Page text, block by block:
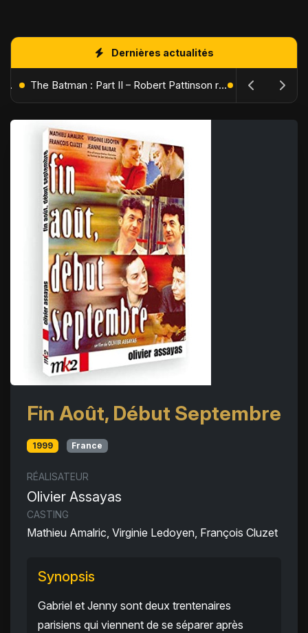
Dernières actualités
L'Âge de Glace : Le Réveil du Volcan – Manny, Sid et Diego de retour pour une aventure explosive The Batman : Part II – Robert Pattinson replonge dans les ténèbres de Gotham dès octobre 2027
Fin Août, Début Septembre
1999 France
RÉALISATEUR
Olivier Assayas
CASTING
Mathieu Amalric, Virginie Ledoyen, François Cluzet
Synopsis
Gabriel et Jenny sont deux trentenaires
parisiens qui viennent de se séparer après